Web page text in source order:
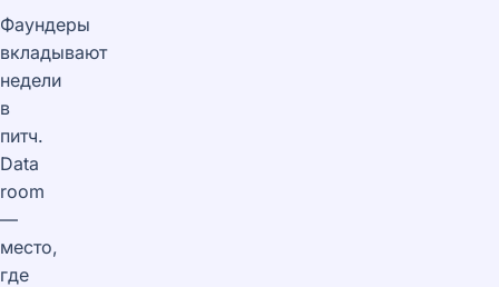
Фаундеры
вкладывают
недели
в
питч.
Data
room
—
место,
где